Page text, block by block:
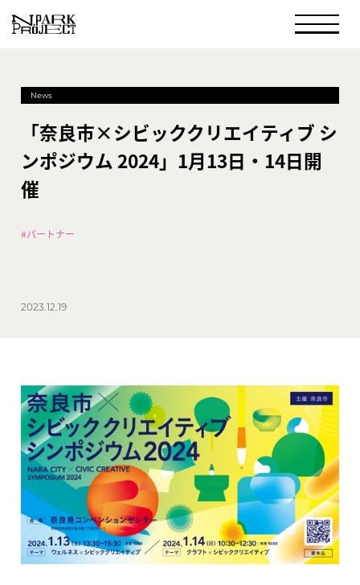
News
「奈良市×シビッククリエイティブ シ
ンポジウム 2024」1月13日・14日開
催
#パートナー
2023.12.19